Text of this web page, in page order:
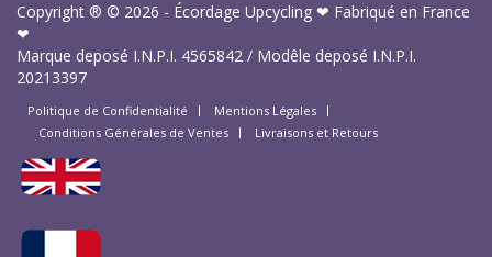
Copyright ® © 2026 - Écordage Upcycling ❤ Fabriqué en France
❤
Marque deposé I.N.P.I. 4565842 / Modêle deposé I.N.P.I.
20213397
Politique de Confidentialité
Mentions Légales
Conditions Générales de Ventes
Livraisons et Retours